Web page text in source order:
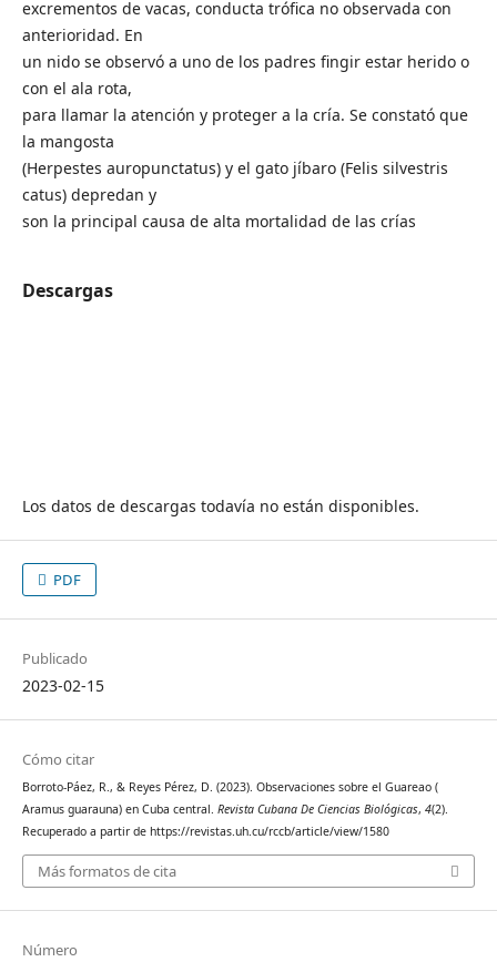
excrementos de vacas, conducta trófica no observada con
anterioridad. En
un nido se observó a uno de los padres fingir estar herido o
con el ala rota,
para llamar la atención y proteger a la cría. Se constató que
la mangosta
(Herpestes auropunctatus) y el gato jíbaro (Felis silvestris
catus) depredan y
son la principal causa de alta mortalidad de las crías
Descargas
Los datos de descargas todavía no están disponibles.
PDF
Publicado
2023-02-15
Cómo citar
Borroto-Páez, R., & Reyes Pérez, D. (2023). Observaciones sobre el Guareao (
Aramus guarauna) en Cuba central. Revista Cubana De Ciencias Biológicas, 4(2).
Recuperado a partir de https://revistas.uh.cu/rccb/article/view/1580
Más formatos de cita
Número